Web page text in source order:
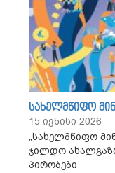
ᲡᲐᲮᲔᲚᲛᲬᲘᲤᲝ
15 ივნისი 2026
„სახელმწიფო
ჯილდო
პირობები